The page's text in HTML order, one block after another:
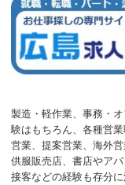
製造・軽作業、事務・
験はもちろん、各種営
営業、提案営業、海外
供服販売店、書店やア
接客などの経験も存分